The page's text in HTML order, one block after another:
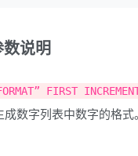
说明
FIRST
数字列表中数字的格式。